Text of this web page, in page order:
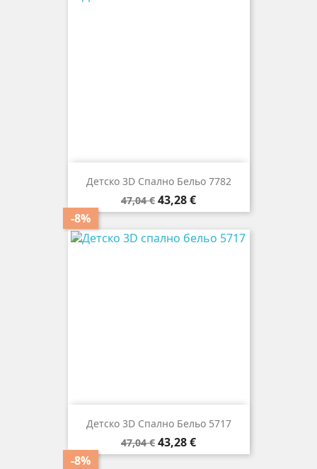
Детско 3D Спално Бельо 7782
Редовна
цена
47,04 €
-8%
Цена
43,28 €
Детско 3D Спално Бельо 5717
Редовна
цена
47,04 €
-8%
Цена
43,28 €